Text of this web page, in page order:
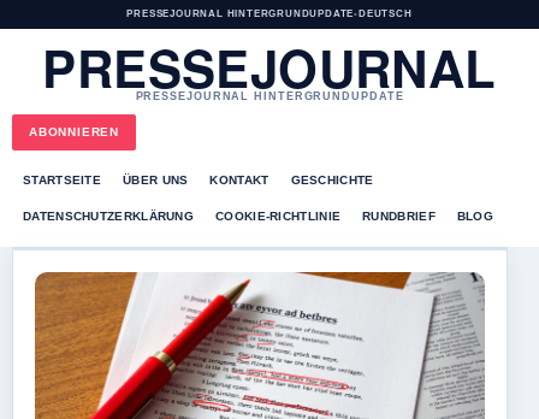
PRESSEJOURNAL HINTERGRUNDUPDATE• DEUTSCH
PRESSEJOURNAL
PRESSEJOURNAL HINTERGRUNDUPDATE
ABONNIEREN
STARTSEITE ÜBER UNS KONTAKT GESCHICHTE
DATENSCHUTZERKLÄRUNG COOKIE-RICHTLINIE RUNDBRIEF BLOG